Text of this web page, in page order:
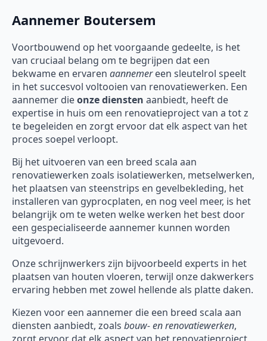
Aannemer Boutersem
Voortbouwend op het voorgaande gedeelte, is het
van cruciaal belang om te begrijpen dat een
bekwame en ervaren aannemereen sleutelrol speelt
in het succesvol voltooien van renovatiewerken. Een
aannemer dieonze diensten aanbiedt, heeft de
expertise in huis om een renovatieproject van a tot z
te begeleiden en zorgt ervoor dat elk aspect van het
proces soepel verloopt.
Bij het uitvoeren van een breed scala aan
renovatiewerken zoals isolatiewerken, metselwerken,
het plaatsen van steenstrips en gevelbekleding, het
installeren van gyprocplaten, en nog veel meer, is het
belangrijk om te weten welke werken het best door
een gespecialiseerde aannemer kunnen worden
uitgevoerd.
Onze schrijnwerkers zijn bijvoorbeeld experts in het
plaatsen van houten vloeren, terwijl onze dakwerkers
ervaring hebben met zowel hellende als platte daken.
Kiezen voor een aannemer die een breed scala aan
diensten aanbiedt, zoals bouw- en renovatiewerken,